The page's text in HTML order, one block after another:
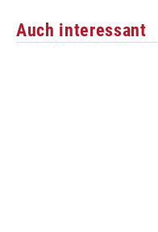
Auch interessant